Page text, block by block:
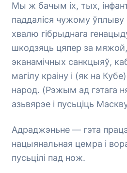
Мы ж бачым іх, тых,
паддаліся чужому ўплыву
хвалю гібрыднага
шкодзяць цяпер за
эканамічных санкцыяў,
магілу краіну і (як на
народ. (Рэжым ад гэтага ня
азьвярэе і пусьціць
Адраджэньне — гэта
нацыянальная цемра і
пусьцілі пад нож.